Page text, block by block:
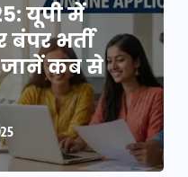
यूपी में
भर्ती
जानें कब से